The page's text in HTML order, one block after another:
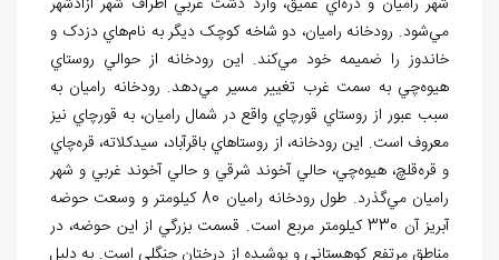
ميشود. رودخانه راميان، دو شاخه کوچک ديگر به نامهاي دزدک و
خاندوز را ضميمه خود ميکند. اين رودخانه از حوالي روستاي
هيوهچي به سمت غرب تغيير مسير ميدهد. رودخانه راميان به
سبب عبور از روستاي قورچاي واقع در شمال راميان، به قورچاي نيز
معروف است. اين رودخانه، از روستاهاي باقرآباد، سيدکلاته، قرهچاي
و قرهقلچ، هيوهچي، حالي آخوند شرقي و حالي آخوند غربي و شهر
راميان ميگذرد. طول رودخانه راميان 80 کيلومتر و وسعت حوضه
آبريز آن 330 کيلومتر مربع است. قسمت بزرگي از اين حوضه، در